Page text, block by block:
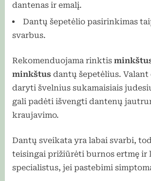
dantenas ir emalį.
Dantų šepetėlio pasirinkimas
svarbus.
Rekomenduojama rinktis
minkštus dantų šepetėlius.
daryti švelnius sukamaisiais
gali padėti išvengti dantenų
kraujavimo.
Dantų sveikata yra labai svarbi,
teisingai prižiūrėti burnos ertmę ir
specialistus, jei pastebimi